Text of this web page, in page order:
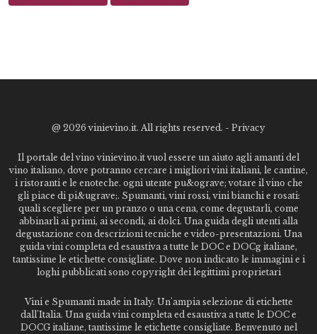
@ 2026 vinievino.it. All rights reserved. - Privacy
Il portale del vino vinievino.it vuol essere un aiuto agli amanti del
vino italiano, dove potranno cercare i migliori vini italiani, le cantine,
i ristoranti e le enoteche. ogni utente pu&ograve; votare il vino che
gli piace di pi&ugrave;. Spumanti, vini rossi, vini bianchi e rosati:
quali scegliere per un pranzo o una cena, come degustarli, come
abbinarli ai primi, ai secondi, ai dolci. Una guida degli utenti alla
degustazione con descrizioni tecniche e video-presentazioni. Una
guida vini completa ed esaustiva a tutte le DOC e DOCg italiane,
tantissime le etichette consigliate. Dove non indicato le immagini e i
loghi pubblicati sono copyright dei legittimi proprietari
Vini e Spumanti made in Italy. Un'ampia selezione di etichette
dall'Italia. Una guida vini completa ed esaustiva a tutte le DOC e
DOCG italiane, tantissime le etichette consigliate. Benvenuto nel